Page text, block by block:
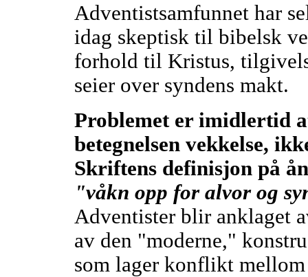
Adventistsamfunnet har
idag skeptisk til bibelsk
forhold til Kristus,
seier over syndens makt.
Problemet er imidlertid
betegnelsen vekkelse,
Skriftens definisjon på
"våkn opp for alvor og
Adventister blir anklaget
av den "moderne,"
som lager konflikt